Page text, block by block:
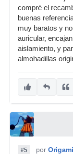
compré el
buenas
muy baratos y
auricular,
aislamiento, y
almohadillas
#5 por Origami